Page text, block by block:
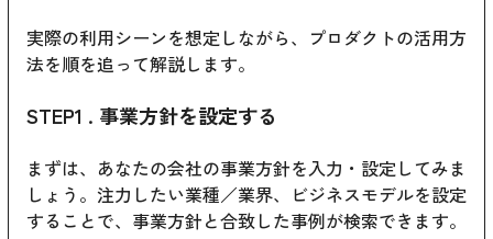
実際の利用シーンを想定しながら、プロダクトの活用方
法を順を追って解説します。
STEP1 . 事業方針を設定する
まずは、あなたの会社の事業方針を入力・設定してみま
しょう。注力したい業種／業界、ビジネスモデルを設定
することで、事業方針と合致した事例が検索できます。